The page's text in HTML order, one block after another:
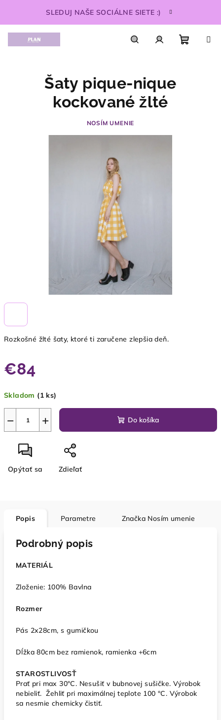
obsah
SLEDUJ NAŠE SOCIÁLNE SIETE :)
Rozkošné žlté šaty, ktoré ti zaručene zlepšia deň.
€84
cena:
Skladom (1 ks)
+
− Do košíka
Opýtať sa Zdieľať
Šaty pique-nique
kockované žlté
NOSÍM UMENIE
Popis Parametre Značka Nosím umenie
Podrobný popis
MATERIÁL
Zloženie: 100% Bavlna
Rozmer
Pás 2x28cm, s gumičkou
Dĺžka 80cm bez ramienok, ramienka +6cm
STAROSTLIVOSŤ
Prať pri max 30°C. Nesušiť v bubnovej sušičke. Výrobok
nebieliť. Žehliť pri maximálnej teplote 100 °C. Výrobok
sa nesmie chemicky čistiť.